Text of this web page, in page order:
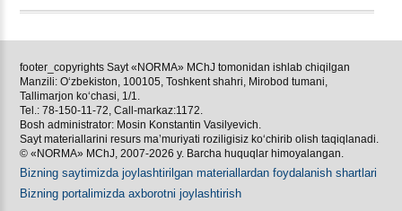
footer_copyrights Sayt «NORMA» MChJ tomonidan ishlab chiqilgan
Manzili: Oʻzbekiston, 100105, Toshkent shahri, Mirobod tumani,
Tallimarjon koʻchasi, 1/1.
Tel.: 78-150-11-72, Call-markaz:1172.
Bosh administrator: Mosin Konstantin Vasilyevich.
Sayt materiallarini resurs ma’muriyati roziligisiz koʻchirib olish taqiqlanadi.
© «NORMA» MChJ, 2007-2026 y. Barcha huquqlar himoyalangan.
Bizning saytimizda joylashtirilgan materiallardan foydalanish shartlari
Bizning portalimizda aхborotni joylashtirish